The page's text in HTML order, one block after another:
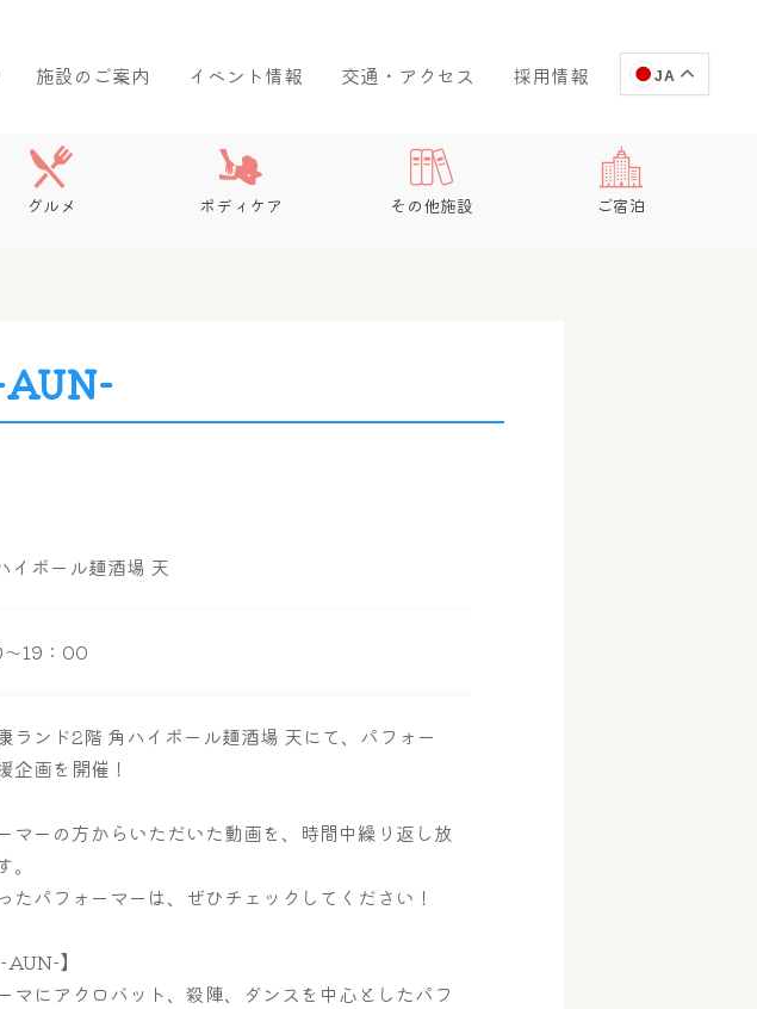
施設のご案内 イベント情報 交通・アクセス 採用情報 JA
グルメ ボディケア その他施設 ご宿泊
イボール麺酒場 天
19：00
ランド2階 角ハイボール麺酒場 天にて、パフォー
企画を開催！
マーの方からいただいた動画を、時間中繰り返し放
たパフォーマーは、ぜひチェックしてください！
AUN-】
マにアクロバット、殺陣、ダンスを中心としたパフ